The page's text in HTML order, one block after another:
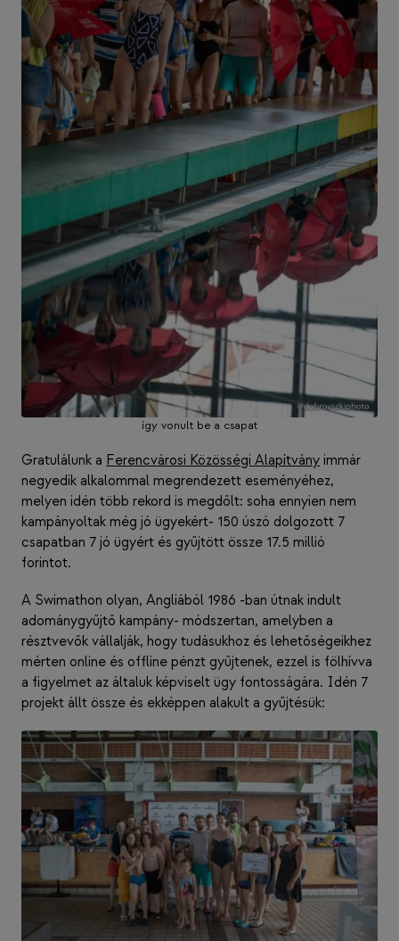
így vonult be a csapat
Gratulálunk a Ferencvárosi Közösségi Alapítvány immár
negyedik alkalommal megrendezett eseményéhez,
melyen idén több rekord is megdőlt: soha ennyien nem
kampányoltak még jó ügyekért- 150 úszó dolgozott 7
csapatban 7 jó ügyért és gyűjtött össze 17.5 millió
forintot.
A Swimathon olyan, Angliából 1986 -ban útnak indult
adománygyűjtő kampány- módszertan, amelyben a
résztvevők vállalják, hogy tudásukhoz és lehetőségeikhez
mérten online és offline pénzt gyűjtenek, ezzel is fölhívva
a figyelmet az általuk képviselt ügy fontosságára. Idén 7
projekt állt össze és ekképpen alakult a gyűjtésük: